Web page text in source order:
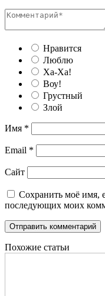
Нравится
Люблю
Ха-Ха!
Воу!
Грустный
Злой
Имя *
Email *
Сайт
Сохранить моё имя,
последующих моих
Похожие статьи